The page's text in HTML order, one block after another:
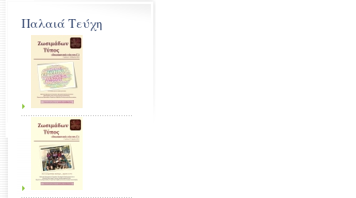
Παλαιά Τεύχη